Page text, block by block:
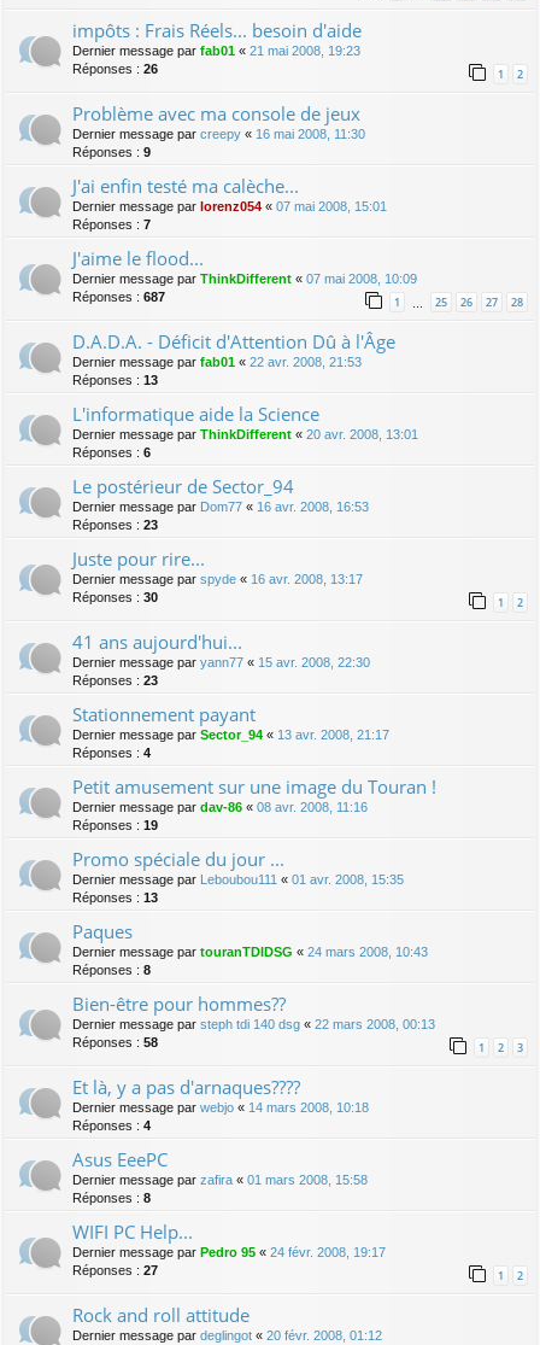
impôts : Frais Réels... besoin d'aide
Dernier message par fab01 « 21 mai 2008, 19:23
Réponses : 26 1 2
Problème avec ma console de jeux
Dernier message par creepy « 16 mai 2008, 11:30
Réponses : 9
J'ai enfin testé ma calèche...
Dernier message par lorenz054 « 07 mai 2008, 15:01
Réponses : 7
J'aime le flood...
Dernier message par ThinkDifferent « 07 mai 2008, 10:09
Réponses : 687 1 25 26 27 28
D.A.D.A. - Déficit d'Attention Dû à l'Âge
Dernier message par fab01 « 22 avr. 2008, 21:53
Réponses : 13
L'informatique aide la Science
Dernier message par ThinkDifferent « 20 avr. 2008, 13:01
Réponses : 6
Le postérieur de Sector_94
Dernier message par Dom77 « 16 avr. 2008, 16:53
Réponses : 23
Juste pour rire...
Dernier message par spyde « 16 avr. 2008, 13:17
Réponses : 30 1 2
41 ans aujourd'hui...
Dernier message par yann77 « 15 avr. 2008, 22:30
Réponses : 23
Stationnement payant
Dernier message par Sector_94 « 13 avr. 2008, 21:17
Réponses : 4
Petit amusement sur une image du Touran !
Dernier message par dav-86 « 08 avr. 2008, 11:16
Réponses : 19
Promo spéciale du jour ...
Dernier message par Leboubou111 « 01 avr. 2008, 15:35
Réponses : 13
Paques
Dernier message par touranTDIDSG « 24 mars 2008, 10:43
Réponses : 8
Bien-être pour hommes??
Dernier message par steph tdi 140 dsg « 22 mars 2008, 00:13
Réponses : 58 1 2 3
Et là, y a pas d'arnaques????
Dernier message par webjo « 14 mars 2008, 10:18
Réponses : 4
Asus EeePC
Dernier message par zafira « 01 mars 2008, 15:58
Réponses : 8
WIFI PC Help...
Dernier message par Pedro 95 « 24 févr. 2008, 19:17
Réponses : 27 1 2
Rock and roll attitude
Dernier message par deglingot « 20 févr. 2008, 01:12